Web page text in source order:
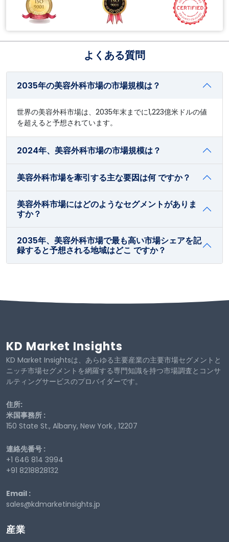
よくある質問
2035年の美容外科市場の市場規模は？
世界の美容外科市場は、2035年末までに1,223億米ドルの値
を超えると予想されています。
2024年、美容外科市場の市場規模は？
美容外科市場を牽引する主な要因は何 ですか？
美容外科市場にはどのようなセグメントがありま
すか？
2035年、美容外科市場で最も高い市場シェアを記
録すると予想される地域はどこ ですか？
KD Market Insights
KD Market Insightsは、あらゆる主要産業の主要市場セグメントと
ニッチ市場セグメントを網羅する専門知識を持つ市場調査とコンサ
ルティングサービスのプロバイダーです。
住所:
米国事務所 :
150 State St., Albany, New York , 12207
連絡先番号 :
+1 646 814 3994
+91 8218828132
Email :
sales@kdmarketinsights.jp
産業